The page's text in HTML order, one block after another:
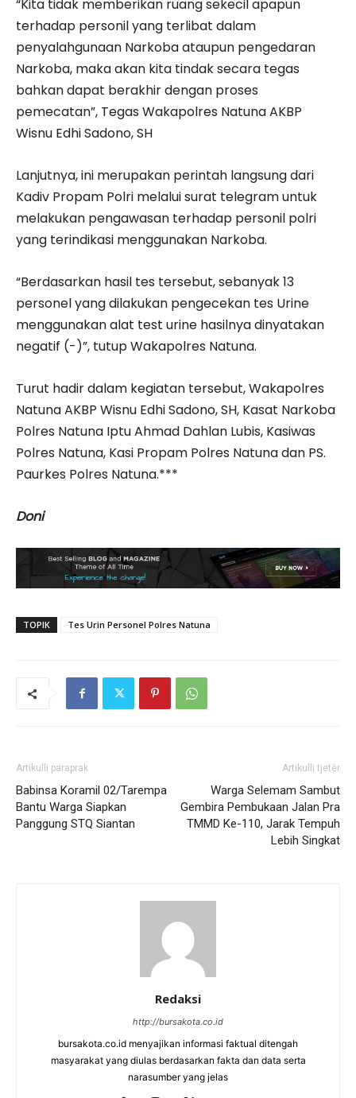
“Kita tidak memberikan ruang sekecil apapun
terhadap personil yang terlibat dalam
penyalahgunaan Narkoba ataupun pengedaran
Narkoba, maka akan kita tindak secara tegas
bahkan dapat berakhir dengan proses
pemecatan”, Tegas Wakapolres Natuna AKBP
Wisnu Edhi Sadono, SH
Lanjutnya, ini merupakan perintah langsung dari
Kadiv Propam Polri melalui surat telegram untuk
melakukan pengawasan terhadap personil polri
yang terindikasi menggunakan Narkoba.
“Berdasarkan hasil tes tersebut, sebanyak 13
personel yang dilakukan pengecekan tes Urine
menggunakan alat test urine hasilnya dinyatakan
negatif (-)”, tutup Wakapolres Natuna.
Turut hadir dalam kegiatan tersebut, Wakapolres
Natuna AKBP Wisnu Edhi Sadono, SH, Kasat Narkoba
Polres Natuna Iptu Ahmad Dahlan Lubis, Kasiwas
Polres Natuna, Kasi Propam Polres Natuna dan PS.
Paurkes Polres Natuna.***
Doni
TOPIK Tes Urin Personel Polres Natuna
Artikulli paraprak
Babinsa Koramil 02/Tarempa
Bantu Warga Siapkan
Panggung STQ Siantan
Artikulli tjetër
Warga Selemam Sambut
Gembira Pembukaan Jalan Pra
TMMD Ke-110, Jarak Tempuh
Lebih Singkat
Redaksi
http://bursakota.co.id
bursakota.co.id menyajikan informasi faktual ditengah
masyarakat yang diulas berdasarkan fakta dan data serta
narasumber yang jelas